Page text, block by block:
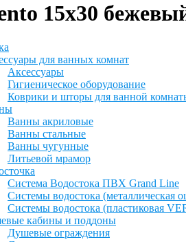
15х30
для ванных комнат
Аксессуары
Гигиеническое оборудование
Коврики и шторы для ванной
Ванны акриловые
Ванны стальные
Ванны чугунные
Литьевой мрамор
Система Водостока ПВХ Grand Line
Системы водостока (металлическая
Системы водостока (пластиковая
кабины и поддоны
Душевые ограждения